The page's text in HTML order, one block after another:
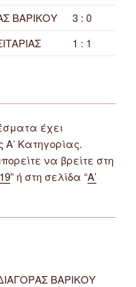
ΒΑΡΙΚΟΥ
3 : 0
1 : 1
έχει
Α’ Κατηγορίας.
να βρείτε στη
” ή στη σελίδα “Α’
ΒΑΡΙΚΟΥ